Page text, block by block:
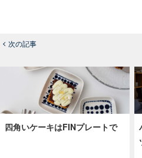
次の記事
四角いケーキはFINプレートで